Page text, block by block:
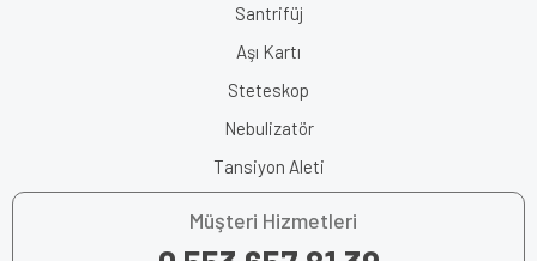
Santrifüj
Aşı Kartı
Steteskop
Nebulizatör
Tansiyon Aleti
Müşteri Hizmetleri